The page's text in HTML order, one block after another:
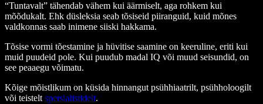
“Tuntavalt” tähendab vähem kui äärmiselt, aga rohkem kui
mõõdukalt. Ehk düsleksia seab tõsiseid piiranguid, kuid mõnes
valdkonnas saab inimene siiski hakkama.
Tõsise vormi tõestamine ja hüvitise saamine on keeruline, eriti kui
muid puudeid pole. Kui puudub madal IQ või muud seisundid, on
see peaaegu võimatu.
Kõige mõistlikum on küsida hinnangut psühhiaatrilt, psühholoogilt
või teistelt spetsialistidelt.